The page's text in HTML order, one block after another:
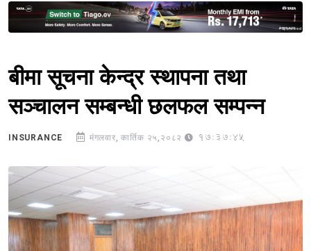
Sponsored
बीमा सूचना केन्द्र स्थापना तथा
सञ्चालन सम्बन्धी छलफल सम्पन्न
INSURANCE मंगलवार, कार्तिक २५,२०८२ 17:37:45